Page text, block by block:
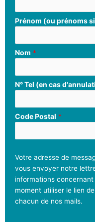
Prénom (ou prénoms
Nom *
N° Tel (en cas
Code Postal *
Votre adresse de
vous envoyer notre
informations
moment utiliser le lien
chacun de nos mails.